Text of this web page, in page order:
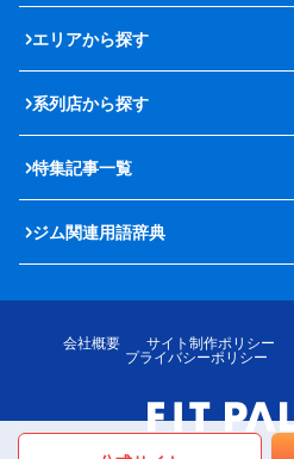
エリアから探す
系列店から探す
特集記事一覧
ジム関連用語辞典
会社概要 サイト制作ポリシー
プライバシーポリシー